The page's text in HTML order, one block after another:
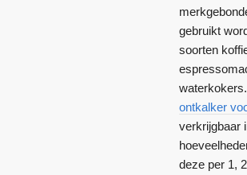
gebruikt
soorten
waterkokers.
ontkalker
verkrijgbaar
deze per 1,